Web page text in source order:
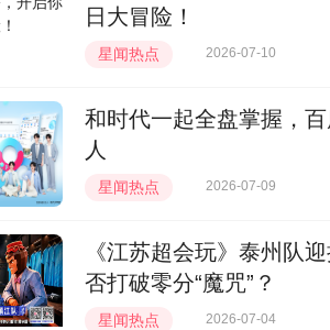
日大冒险！
星闻热点 2026-07-10
和时代一起全盘掌握，
人
星闻热点 2026-07-09
《江苏超会玩》泰州队
否打破零分“魔咒”？
星闻热点 2026-07-04